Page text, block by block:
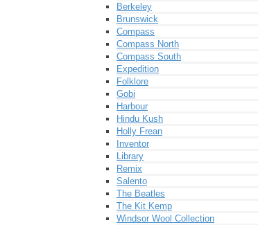
Berkeley
Brunswick
Compass
Compass North
Compass South
Expedition
Folklore
Gobi
Harbour
Hindu Kush
Holly Frean
Inventor
Library
Remix
Salento
The Beatles
The Kit Kemp
Windsor Wool Collection